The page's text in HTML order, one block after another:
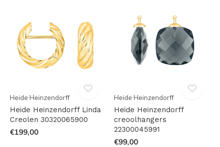
Heide Heinzendorff
Heide Heinzendorff Linda
Creolen 30320065900
€199,00
Heide Heinzendorff
Heide Heinzendorff
creoolhangers
22300045991
€99,00